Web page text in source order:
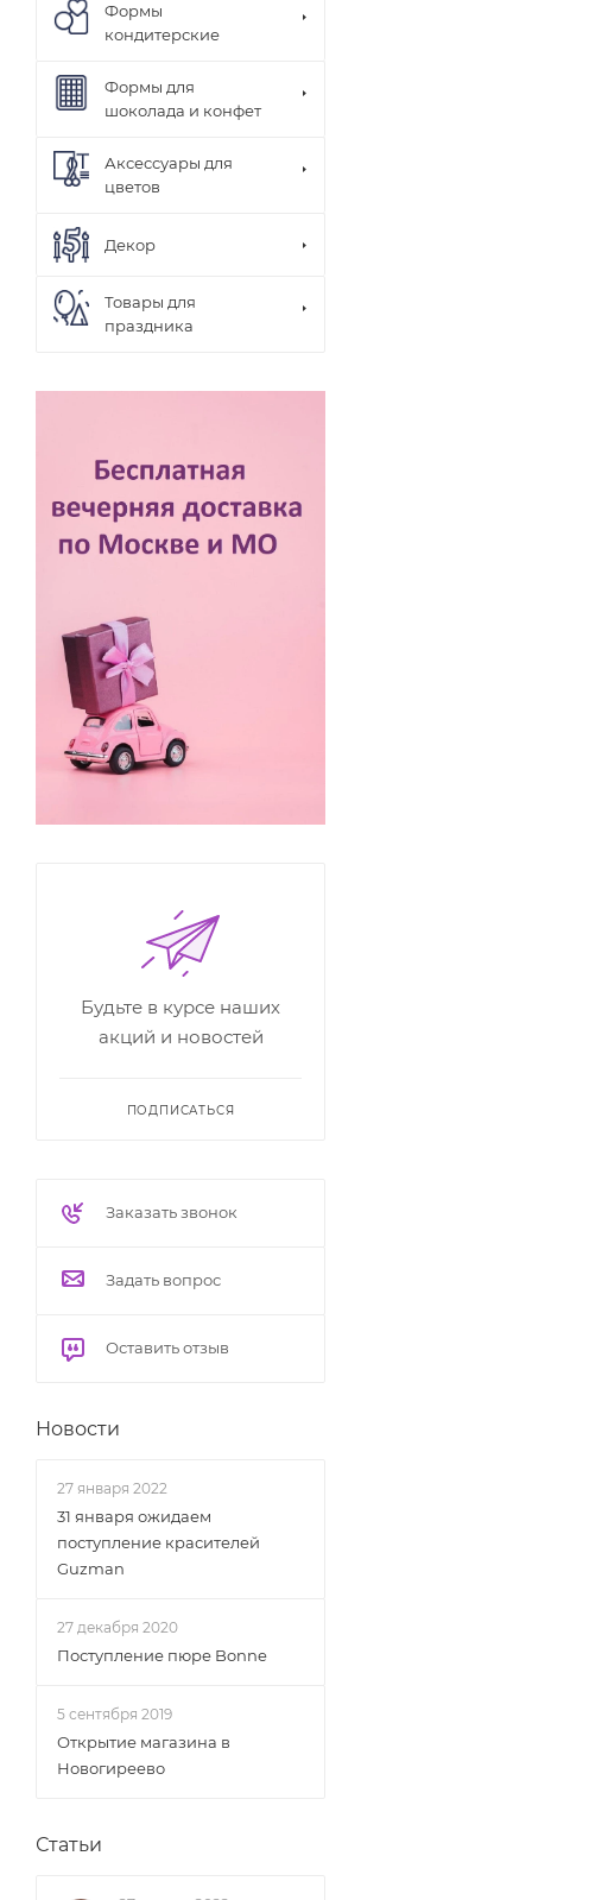
Формы
кондитерские
Формы для
шоколада и конфет
Аксессуары для
цветов
Декор
Товары для
праздника
Будьте в курсе наших
акций и новостей
ПОДПИСАТЬСЯ
Заказать звонок
Задать вопрос
Оставить отзыв
Новости
27 января 2022
31 января ожидаем
поступление красителей
Guzman
27 декабря 2020
Поступление пюре Bonne
5 сентября 2019
Открытие магазина в
Новогиреево
Статьи